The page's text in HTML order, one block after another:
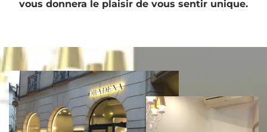
vous donnera le plaisir de vous sentir unique.